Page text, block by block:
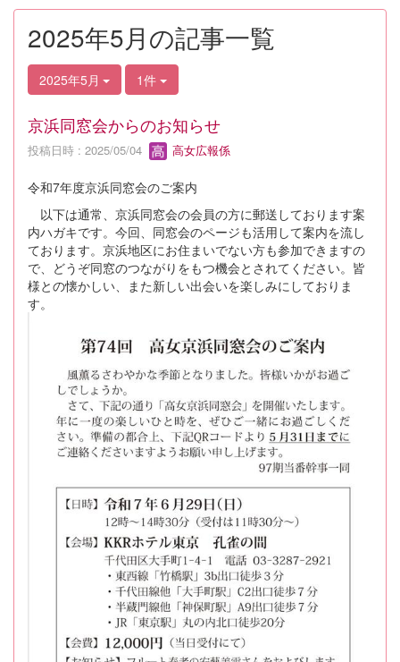
2025年5月の記事一覧
2025年5月 1件
京浜同窓会からのお知らせ
投稿日時 : 2025/05/04 高女広報係
令和7年度京浜同窓会のご案内
以下は通常、京浜同窓会の会員の方に郵送しております案
内ハガキです。今回、同窓会のページも活用して案内を流し
ております。京浜地区にお住まいでない方も参加できますの
で、どうぞ同窓のつながりをもつ機会とされてください。皆
様との懐かしい、また新しい出会いを楽しみにしておりま
す。